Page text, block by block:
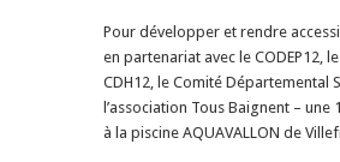
Pour développer et rendre
en partenariat avec le CODEP12,
CDH12, le Comité Départemental
l’association Tous Baignent –
à la piscine AQUAVALLON de